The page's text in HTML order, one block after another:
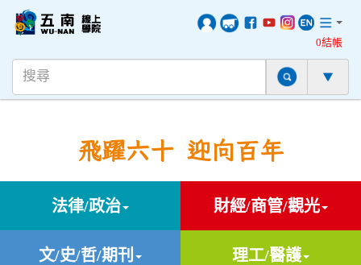
0結帳
飛躍六十 迎向百年
法律/政治 財經/商管/觀光
文/史/哲/期刊 理工/醫護